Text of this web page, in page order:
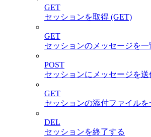
GET
セッションを取得 (GET)
GET
セッションのメッセージを一
POST
セッションにメッセージを送
GET
セッションの添付ファイルを
DEL
セッションを終了する